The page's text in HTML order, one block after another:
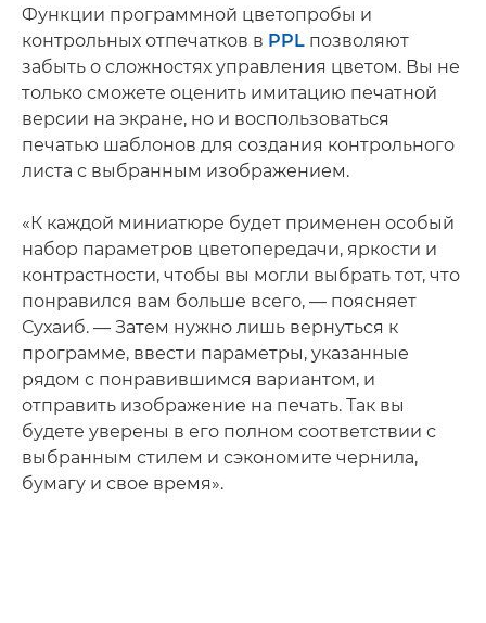
Функции программной цветопробы и
контрольных отпечатков в PPL позволяют
забыть о сложностях управления цветом. Вы не
только сможете оценить имитацию печатной
версии на экране, но и воспользоваться
печатью шаблонов для создания контрольного
листа с выбранным изображением.
«К каждой миниатюре будет применен особый
набор параметров цветопередачи, яркости и
контрастности, чтобы вы могли выбрать тот, что
понравился вам больше всего, — поясняет
Сухаиб. — Затем нужно лишь вернуться к
программе, ввести параметры, указанные
рядом с понравившимся вариантом, и
отправить изображение на печать. Так вы
будете уверены в его полном соответствии с
выбранным стилем и сэкономите чернила,
бумагу и свое время».